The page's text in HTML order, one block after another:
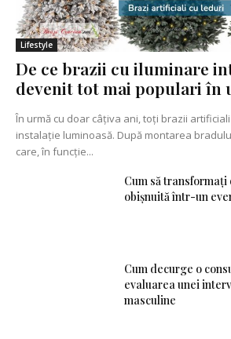
Lifestyle
De ce brazii cu iluminare
devenit tot mai populari în
În urmă cu doar câțiva ani, toți brazii
instalație luminoasă. După montarea
care, în funcție...
Cum să transformați
obișnuită într-un
Cum decurge o
evaluarea unei
masculine